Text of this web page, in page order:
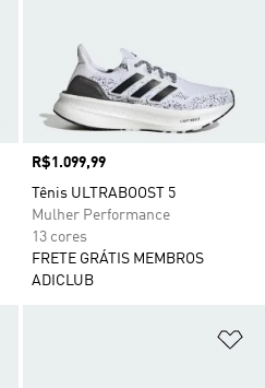
Preço
R$1.099,99
Tênis ULTRABOOST 5
Mulher Performance
13 cores
FRETE GRÁTIS MEMBROS
ADICLUB